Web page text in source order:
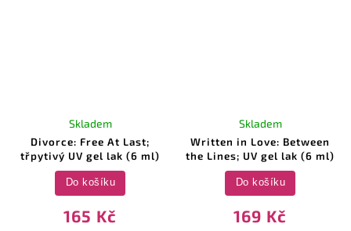
Divorce: Free At Last;
třpytivý UV gel lak (6 ml)
Skladem
165 Kč
Do košíku
Written in Love: Between
the Lines; UV gel lak (6 ml)
Skladem
169 Kč
Do košíku